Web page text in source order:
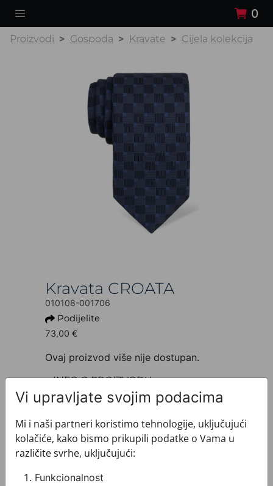
0
Proizvodi Gospoda Kravate Cijela kolekcija
Kravata CROATA
010108-001706
Podijelite
73,00 €
Ovaj proizvod više nije dostupan.
+ INFO O PROIZVODU
Dezen: Tematski
Motiv: Kvadrati
Boja: Plava
Proizvod: Kravata
Veličina: Uska 7 cm
Brand: CROATA
Sirovinski sastav : Svila 100%
Vi upravljate svojim podacima
Mi i naši partneri koristimo tehnologije, uključujući
kolačiće, kako bismo prikupili podatke o Vama u
različite svrhe, uključujući:
Funkcionalnost